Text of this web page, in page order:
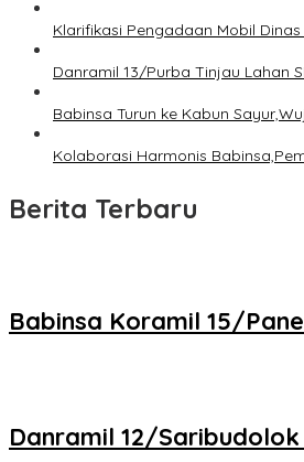
Klarifikasi Pengadaan Mobil
Danramil 13/Purba Tinjau Lahan
Babinsa Turun ke Kabun
Kolaborasi Harmonis
Berita Terbaru
Babinsa Koramil 15/
Danramil 12/